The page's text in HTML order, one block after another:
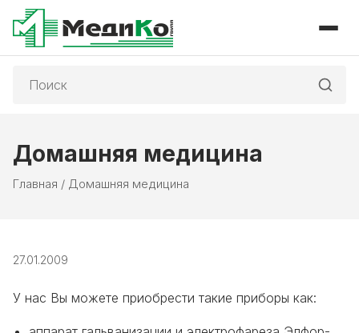
Домашняя медицина
Главная / Домашняя медицина
27.01.2009
У нас Вы можете приобрести такие приборы как: